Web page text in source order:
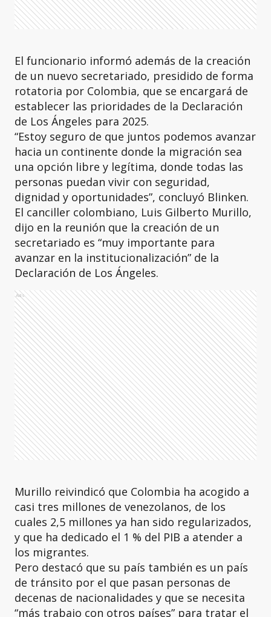
El funcionario informó además de la creación
de un nuevo secretariado, presidido de forma
rotatoria por Colombia, que se encargará de
establecer las prioridades de la Declaración
de Los Ángeles para 2025.
“Estoy seguro de que juntos podemos avanzar
hacia un continente donde la migración sea
una opción libre y legítima, donde todas las
personas puedan vivir con seguridad,
dignidad y oportunidades”, concluyó Blinken.
El canciller colombiano, Luis Gilberto Murillo,
dijo en la reunión que la creación de un
secretariado es “muy importante para
avanzar en la institucionalización” de la
Declaración de Los Ángeles.
Ads
Murillo reivindicó que Colombia ha acogido a
casi tres millones de venezolanos, de los
cuales 2,5 millones ya han sido regularizados,
y que ha dedicado el 1 % del PIB a atender a
los migrantes.
Pero destacó que su país también es un país
de tránsito por el que pasan personas de
decenas de nacionalidades y que se necesita
“más trabajo con otros países” para tratar el